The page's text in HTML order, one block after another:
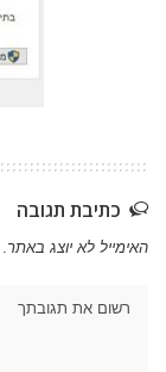
כתיבת תגובה
האימייל לא יוצג באתר.